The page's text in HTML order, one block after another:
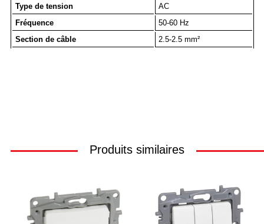
Type de tension
AC
Fréquence
50-60 Hz
Section de câble
2.5-2.5 mm²
Produits similaires